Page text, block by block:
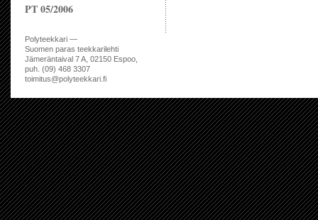
PT 05/2006
Polyteekkari —
Suomen paras teekkarilehti
Jämeräntaival 7 A, 02150 Espoo,
puh. (09) 468 3307
toimitus@polyteekkari.fi